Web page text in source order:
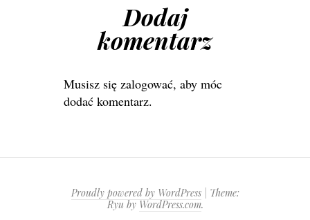
Dodaj
komentarz
Musisz się zalogować, aby móc
dodać komentarz.
Proudly powered by WordPress
Theme:
Ryu byWordPress.com.